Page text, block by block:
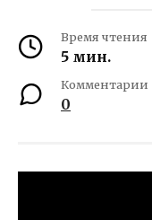
Время чтения
5 мин.
Комментарии
0